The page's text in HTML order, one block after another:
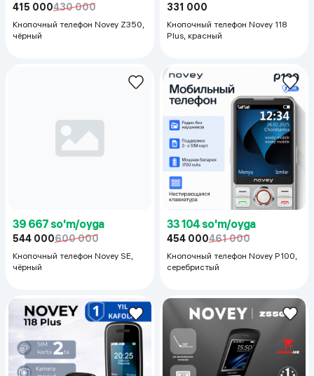
415 000430 000
Кнопочный телефон Novey Z350,
чёрный
331 000
Кнопочный телефон Novey 118
Plus, красный
39 667 so'm/oyga
544 000600 000
Кнопочный телефон Novey SE,
чёрный
33 104 so'm/oyga
454 000461 000
Кнопочный телефон Novey P100,
серебристый